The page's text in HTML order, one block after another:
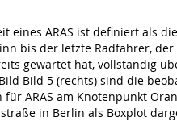
eines ARAS ist definiert als
bis der letzte Radfahrer,
gewartet hat, vollständig
Bild 5 (rechts) sind die
für ARAS am Knotenpunkt
in Berlin als Boxplot